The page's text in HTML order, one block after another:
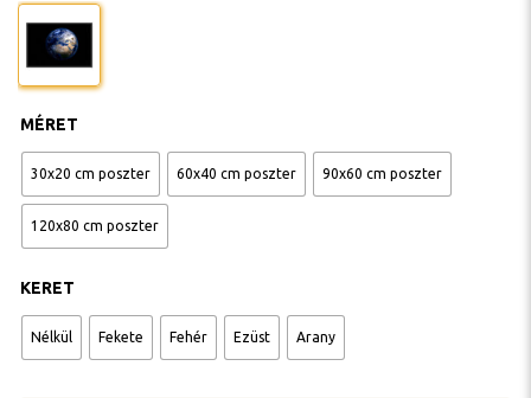
MÉRET
30x20 cm poszter 60x40 cm poszter 90x60 cm poszter
120x80 cm poszter
KERET
Nélkül Fekete Fehér Ezüst Arany